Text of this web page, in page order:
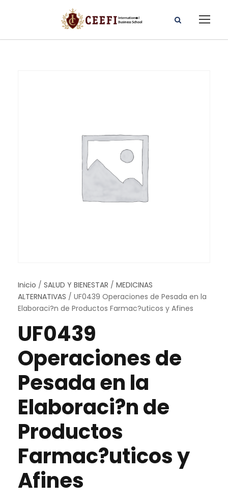
Inicio / SALUD Y BIENESTAR / MEDICINAS
ALTERNATIVAS / UF0439 Operaciones de Pesada en la
Elaboraci?n de Productos Farmac?uticos y Afines
UF0439
Operaciones de
Pesada en la
Elaboraci?n de
Productos
Farmac?uticos y
Afines